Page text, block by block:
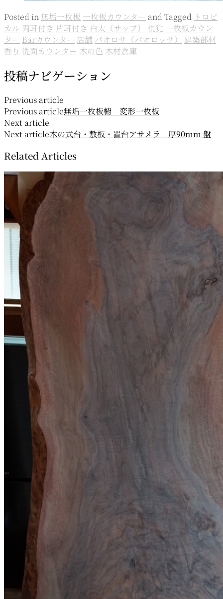
Posted in 無垢一枚板 一枚板カウンター andTagged トロピ
カル 両耳付き 片耳付き 白太（サップ） 視覚 一枚板カウン
ター Barカウンター 店舗 パオロサ（パオロッサ）
建築部材
香り 洗面カウンター 木の色 木材倉庫
投稿ナビゲーション
Previous article
Previous article無垢一枚板椨 変形一枚板
Next article
Next article木の式台・敷板・置台アサメラ 厚90mm 盤
Related Articles